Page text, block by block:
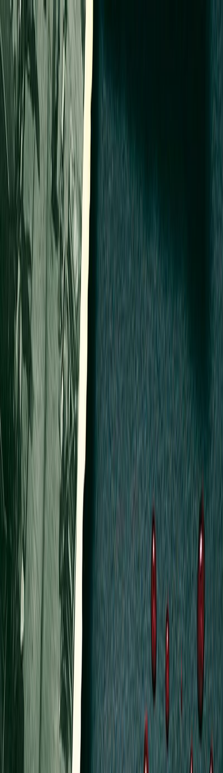
Μετάβαση στο κύριο περιεχόμενο
Audiobooks Podcasts
Σύνδεση
Αρχική Audiobooks
Ο θησαυρός της Σμύρνης
5:00
4.5 /5 (575 βαθμολογίες)
Μοιράσου το
Αφηγητής
Ελευθερία Μεταξά
Ξεκίνα εδώ
Διάρκεια
16ω 42λ